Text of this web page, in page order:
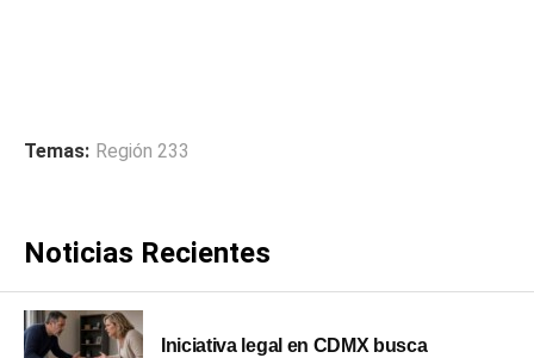
Temas: Región 233
Noticias Recientes
Iniciativa legal en CDMX busca